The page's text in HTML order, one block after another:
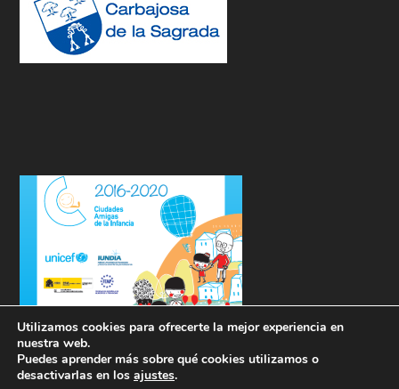
Utilizamos cookies para ofrecerte la mejor experiencia en
nuestra web.
Puedes aprender más sobre qué cookies utilizamos o
desactivarlas en los ajustes.